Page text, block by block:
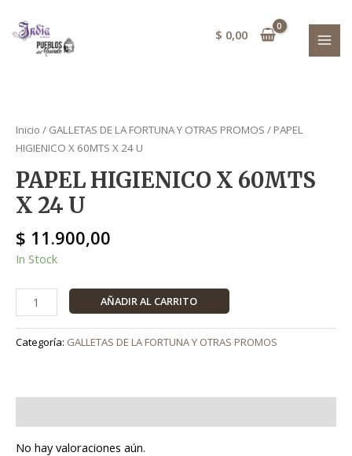
contenido
$ 0,00
Inicio / GALLETAS DE LA FORTUNA Y OTRAS PROMOS / PAPEL
HIGIENICO X 60MTS X 24 U
PAPEL HIGIENICO X 60MTS
X 24 U
$ 11.900,00
In Stock
HIGIENICO
X
X
24
U
cantidad
AÑADIR AL CARRITO
Categoría: GALLETAS DE LA FORTUNA Y OTRAS PROMOS
No hay valoraciones aún.
U